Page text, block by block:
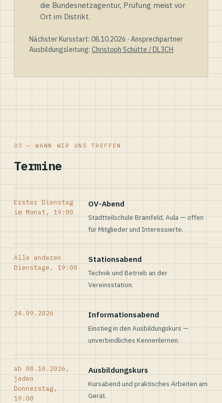
die Bundesnetzagentur, Prüfung meist vor
Ort im Distrikt.
Nächster Kursstart: 08.10.2026 · Ansprechpartner
Ausbildungsleitung: Christoph Schütte / DL3CH
03 — WANN WIR UNS TREFFEN
Termine
Erster Dienstag
im Monat, 19:00
OV-Abend
Stadtteilschule Bramfeld, Aula — offen
für Mitglieder und Interessierte.
Alle anderen
Dienstage, 19:00
Stationsabend
Technik und Betrieb an der
Vereinsstation.
24.09.2026 Informationsabend
Einstieg in den Ausbildungskurs —
unverbindliches Kennenlernen.
ab 08.10.2026,
jeden
Donnerstag,
19:00
Ausbildungskurs
Kursabend und praktisches Arbeiten am
Gerät.